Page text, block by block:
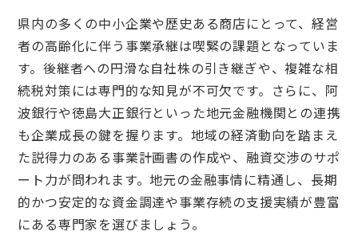
県内の多くの中小企業や歴史ある商店にとって、経営
者の高齢化に伴う事業承継は喫緊の課題となっていま
す。後継者への円滑な自社株の引き継ぎや、複雑な相
続税対策には専門的な知見が不可欠です。さらに、阿
波銀行や徳島大正銀行といった地元金融機関との連携
も企業成長の鍵を握ります。地域の経済動向を踏まえ
た説得力のある事業計画書の作成や、融資交渉のサポ
ート力が問われます。地元の金融事情に精通し、長期
的かつ安定的な資金調達や事業存続の支援実績が豊富
にある専門家を選びましょう。